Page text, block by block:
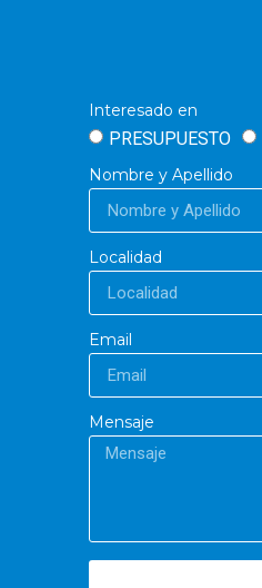
Interesado en
PRESUPUESTO
Nombre y Apellido
Localidad
Email
Mensaje